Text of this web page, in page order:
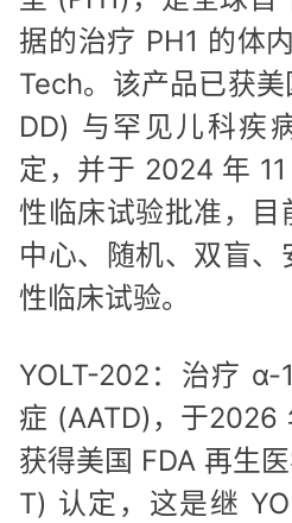
据的治疗 PH1 的体
Tech。该产品已获
DD) 与罕见儿科疾
定，并于 2024 年
性临床试验批准，目
中心、随机、双盲
性临床试验。
YOLT-202：治疗 α-
症 (AATD)，于2026
获得美国 FDA 再生
T) 认定，这是继